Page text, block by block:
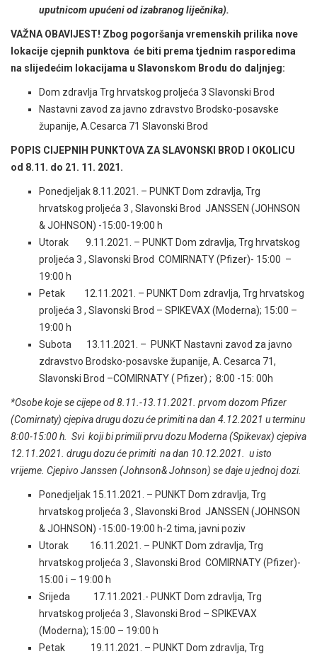
uputnicom upućeni od izabranog liječnika).
VAŽNA OBAVIJEST! Zbog pogoršanja vremenskih prilika nove
lokacije cjepnih punktova će biti prema tjednim rasporedima
na slijedećim lokacijama u Slavonskom Brodu do daljnjeg:
Dom zdravlja Trg hrvatskog proljeća 3 Slavonski Brod
Nastavni zavod za javno zdravstvo Brodsko-posavske
županije, A.Cesarca 71 Slavonski Brod
POPIS CIJEPNIH PUNKTOVA ZA SLAVONSKI BROD I OKOLICU
od 8.11. do 21. 11. 2021.
Ponedjeljak 8.11.2021. – PUNKT Dom zdravlja, Trg
hrvatskog proljeća 3 , Slavonski Brod JANSSEN (JOHNSON
& JOHNSON) -15:00-19:00 h
Utorak 9.11.2021. – PUNKT Dom zdravlja, Trg hrvatskog
proljeća 3 , Slavonski Brod COMIRNATY (Pfizer)- 15:00 –
19:00 h
Petak 12.11.2021. – PUNKT Dom zdravlja, Trg hrvatskog
proljeća 3 , Slavonski Brod – SPIKEVAX (Moderna); 15:00 –
19:00 h
Subota 13.11.2021. – PUNKT Nastavni zavod za javno
zdravstvo Brodsko-posavske županije, A. Cesarca 71,
Slavonski Brod –COMIRNATY ( Pfizer) ; 8:00 -15: 00h
*Osobe koje se cijepe od 8.11.-13.11.2021. prvom dozom Pfizer
(Comirnaty) cjepiva drugu dozu će primiti na dan 4.12.2021 u terminu
8:00-15:00 h. Svi koji bi primili prvu dozu Moderna (Spikevax) cjepiva
12.11.2021. drugu dozu će primiti na dan 10.12.2021. u isto
vrijeme. Cjepivo Janssen (Johnson& Johnson) se daje u jednoj dozi.
Ponedjeljak 15.11.2021. – PUNKT Dom zdravlja, Trg
hrvatskog proljeća 3 , Slavonski Brod JANSSEN (JOHNSON
& JOHNSON) -15:00-19:00 h-2 tima, javni poziv
Utorak 16.11.2021. – PUNKT Dom zdravlja, Trg
hrvatskog proljeća 3 , Slavonski Brod COMIRNATY (Pfizer)-
15:00 i – 19:00 h
Srijeda 17.11.2021.- PUNKT Dom zdravlja, Trg
hrvatskog proljeća 3 , Slavonski Brod – SPIKEVAX
(Moderna); 15:00 – 19:00 h
Petak 19.11.2021. – PUNKT Dom zdravlja, Trg